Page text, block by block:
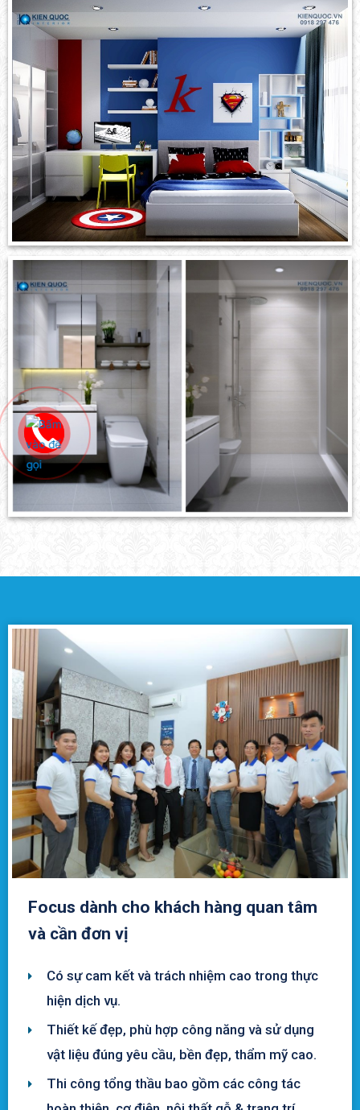
Focus dành cho khách hàng quan tâm
và cần đơn vị
Có sự cam kết và trách nhiệm cao trong thực
hiện dịch vụ.
Thiết kế đẹp, phù hợp công năng và sử dụng
vật liệu đúng yêu cầu, bền đẹp, thẩm mỹ cao.
Thi công tổng thầu bao gồm các công tác